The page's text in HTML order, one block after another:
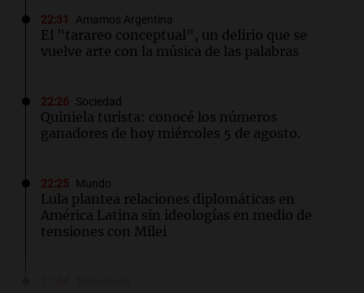
22:31 Amamos Argentina
El "tarareo conceptual", un delirio que se
vuelve arte con la música de las palabras
22:26 Sociedad
Quiniela turista: conocé los números
ganadores de hoy miércoles 5 de agosto.
22:25 Mundo
Lula plantea relaciones diplomáticas en
América Latina sin ideologías en medio de
tensiones con Milei